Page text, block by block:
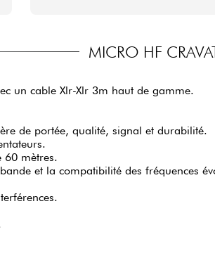
MICRO HF
un cable Xlr-Xlr 3m haut de gamme.
de portée, qualité, signal et durabilité.
60 mètres.
et la compatibilité des fréquences